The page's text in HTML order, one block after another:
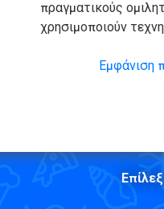
πραγματικούς
χρησιμοποιούν
Εμφάνιση